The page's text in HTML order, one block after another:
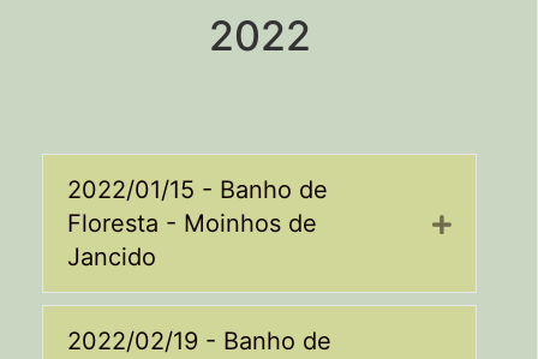
2022
2022/01/15 - Banho de
Floresta - Moinhos de
Jancido
Expand
2022/02/19 - Banho de